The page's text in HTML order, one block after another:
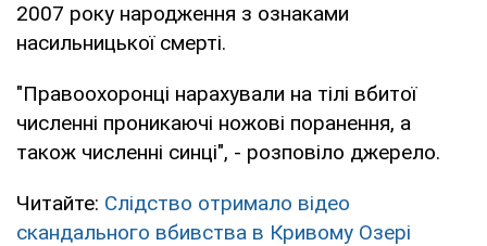
2007 року народження з ознаками
насильницької смерті.
"Правоохоронці нарахували на тілі вбитої
численні проникаючі ножові поранення, а
також численні синці", - розповіло джерело.
Читайте: Слідство отримало відео
скандального вбивства в Кривому Озері